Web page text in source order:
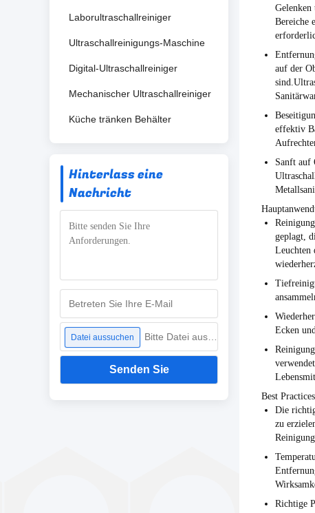
Laborultraschallreiniger
Ultraschallreinigungs-Maschine
Digital-Ultraschallreiniger
Mechanischer Ultraschallreiniger
Küche tränken Behälter
Hinterlass eine
Nachricht
Datei aussuchen
Senden Sie
Bereiche
auf der
effektiv
Sanft auf
geplagt,
Leuchten
Ecken
Best
Die
zu
Richtige